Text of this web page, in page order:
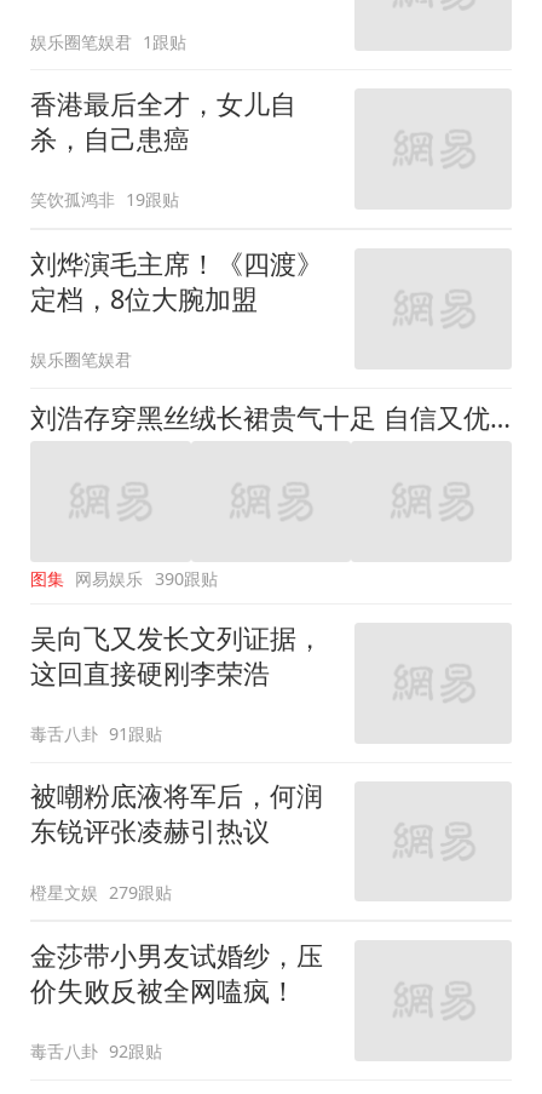
娱乐圈笔娱君 1跟贴
香港最后全才，女儿自
杀，自己患癌
笑饮孤鸿非 19跟贴
刘烨演毛主席！《四渡》
定档，8位大腕加盟
娱乐圈笔娱君
刘浩存穿黑丝绒长裙贵气十足 自信又优雅
图集 网易娱乐 390跟贴
吴向飞又发长文列证据，
这回直接硬刚李荣浩
毒舌八卦 91跟贴
被嘲粉底液将军后，何润
东锐评张凌赫引热议
橙星文娱 279跟贴
金莎带小男友试婚纱，压
价失败反被全网嗑疯！
毒舌八卦 92跟贴